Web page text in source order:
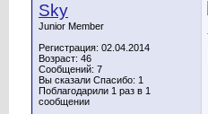
Sky
Junior Member
Регистрация: 02.04.2014
Возраст: 46
Сообщений: 7
Вы сказали Спасибо: 1
Поблагодарили 1 раз в 1
сообщении